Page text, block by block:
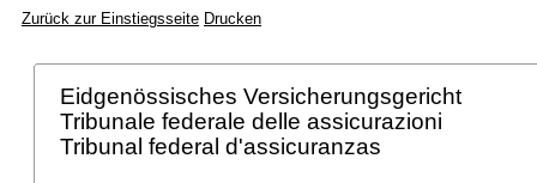
Zurück zur Einstiegsseite Drucken
Eidgenössisches Versicherungsgericht
Tribunale federale delle assicurazioni
Tribunal federal d'assicuranzas